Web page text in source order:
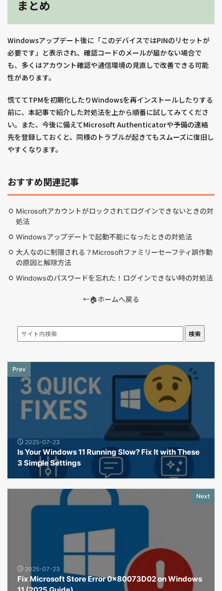
まとめ
Windowsアップデート後に「このデバイスではPINのリセットが
必要です」と表示され、確認コードのメールが届かない場合で
も、多くはアカウント確認や通信環境の見直しで改善できる可能
性があります。
慌ててTPMを初期化したりWindowsを再インストールしたりする
前に、本記事で紹介した対処法を上から順番に試してみてくださ
い。また、今後に備えてMicrosoft Authenticatorや予備の連絡
先を登録しておくと、同様のトラブルが起きてもスムーズに復旧し
やすくなります。
おすすめ関連記事
Microsoftアカウントがロックされてログインできないときの対
処法
Windowsアップデートで起動不能になったときの対処法
大人なのに制限される？Microsoftファミリーセーフティ誤作動
の原因と解除方法
Windowsのパスワードを忘れた！ログインできない時の対処法
←🏠ホームへ戻る
検索
Prev
2025-07-23
Is Your Windows 11 Running Slow? Fix It with These
3 Simple Settings
Next
2025-07-23
Fix Microsoft Store Error 0x80073D02 on Windows